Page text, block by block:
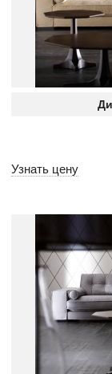
Узнать цену